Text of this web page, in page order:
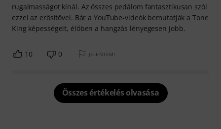
rugalmasságot kínál. Az összes pedálom fantasztikusan szól
ezzel az erősítővel. Bár a YouTube-videók bemutatják a Tone
King képességeit, élőben a hangzás lényegesen jobb.
10 0 JELENTEM!
Összes értékelés olvasása